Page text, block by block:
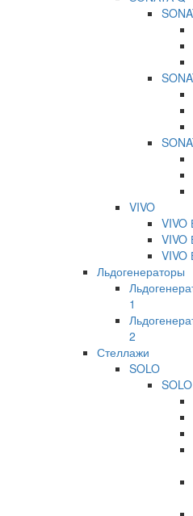
VIVO
VIVO
VIVO
Льдогенераторы
1
2
Стеллажи
SOLO